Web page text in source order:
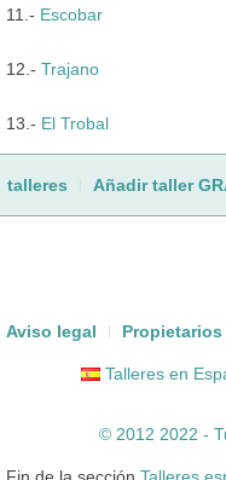
11.- Escobar
12.- Trajano
13.- El Trobal
talleres Añadir taller
Aviso legal Propietarios
Talleres en
© 2012 2022 -
Fin de la sección Talleres